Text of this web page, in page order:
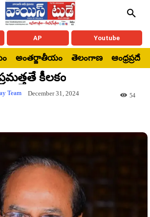
AP Youtube
అంతర్జాతీయం తెలంగాణ ఆంధ్రప్రదేశ్
కీలకం
Team December 31, 2024 54